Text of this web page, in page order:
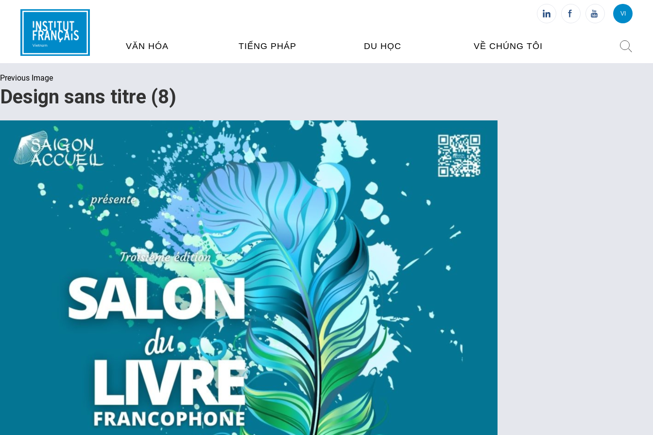
VĂN HÓA
THƯ VIỆN ĐA PHƯƠNG TIỆN
CHƯƠNG TRÌNH CHIẾU PHIM
SÁCH VÀ THƯ TỊCH
NGHỆ SỸ LƯU TRÚ
TIẾNG PHÁP
HỌC TIẾNG PHÁP NGAY TẠI
PHÁP
DỊCH TIẾNG PHÁP
HỢP TÁC TIẾNG PHÁP
DU HỌC
CỦA PHÁP TẠI VIỆT NAM
FRANCE ALUMNI VIỆT NAM
VỀ CHÚNG TÔI
CHI NHÁNH: HUẾ
CHI NHÁNH: ĐÀ NẴNG
TUYỂN DỤNG
VI
VI FR
Previous Image
Design sans titre (8)